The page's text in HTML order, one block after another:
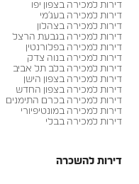
דירות למכירה בצפון יפו
דירות למכירה בעג׳מי
דירות למכירה בצהלון
דירות למכירה בגבעת הרצל
דירות למכירה בפלורנטין
דירות למכירה בנוה צדק
דירות למכירה בלב תל אביב
דירות למכירה בצפון הישן
דירות למכירה בצפון החדש
דירות למכירה בכרם התימנים
דירות למכירה במונטיפיורי
דירות למכירה בבלי
דירות להשכרה